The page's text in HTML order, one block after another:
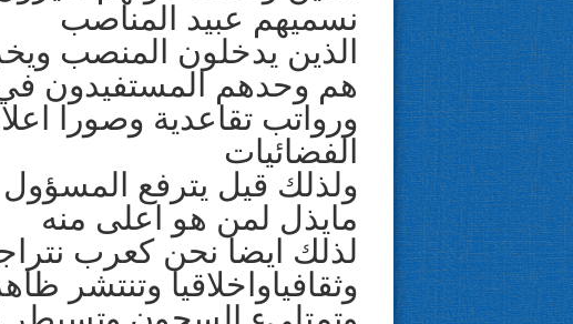
نسميهم عبيد المناصب
الذين يدخلون المنصب
هم وحدهم المستفيدون في
ورواتب تقاعدية وصورا
الفضائيات
ولذلك قيل يترفع
مايذل لمن هو اعلى منه
لذلك ايضا نحن كعرب
وثقافياواخلاقيا وتنتشر